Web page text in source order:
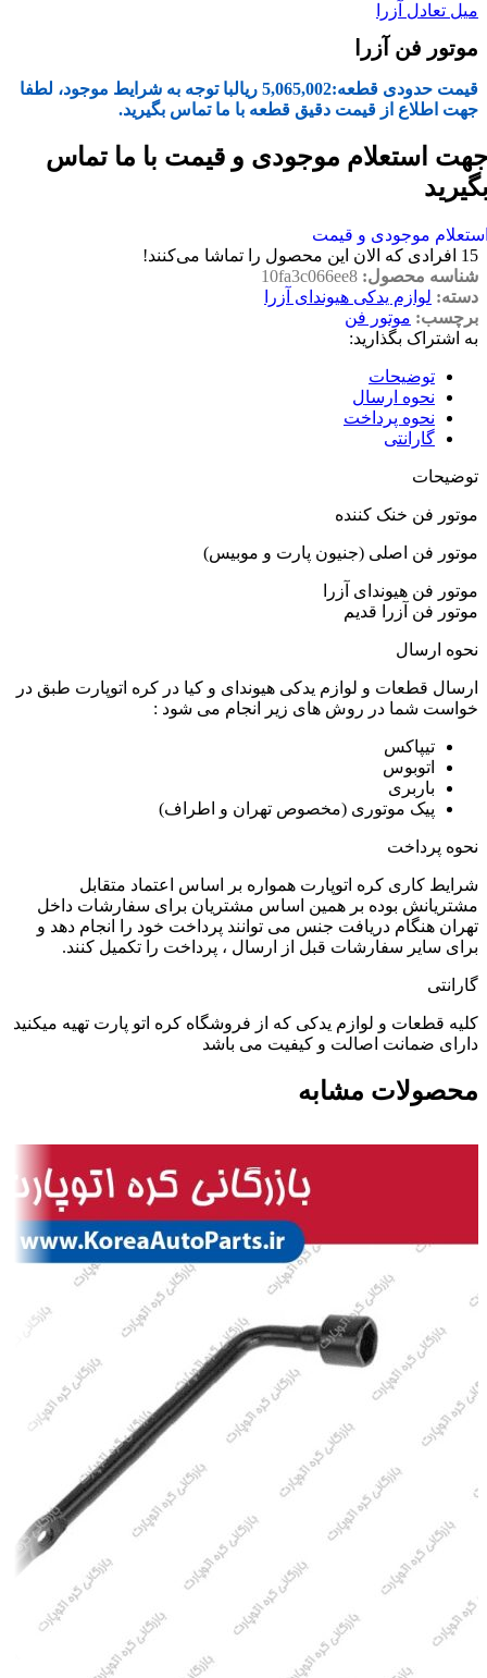
میل تعادل آزرا
موتور فن آزرا
قیمت حدودی قطعه:5,065,002 ریالبا توجه به شرایط موجود، لطفا
جهت اطلاع از قیمت دقیق قطعه با ما تماس بگیرید.
استعلام موجودی و قیمت با ما تماس
موجودی و قیمت
15 افرادی که الان این محصول را تماشا می‌کنند!
شناسه محصول: 10fa3c066ee8
دسته: لوازم یدکی هیوندای آزرا
برچسب: موتور فن
به اشتراک بگذارید:
توضیحات
نحوه ارسال
نحوه پرداخت
گارانتی
توضیحات
موتور فن خنک کننده
موتور فن اصلی (جنیون پارت و موبیس)
موتور فن هیوندای آزرا
موتور فن آزرا قدیم
نحوه ارسال
ارسال قطعات و لوازم یدکی هیوندای و کیا در کره اتوپارت طبق در
خواست شما در روش های زیر انجام می شود :
تیپاکس
اتوبوس
باربری
پیک موتوری (مخصوص تهران و اطراف)
نحوه پرداخت
شرایط کاری کره اتوپارت همواره بر اساس اعتماد متقابل
مشتریانش بوده بر همین اساس مشتریان برای سفارشات داخل
تهران هنگام دریافت جنس می توانند پرداخت خود را انجام دهد و
برای سایر سفارشات قبل از ارسال ، پرداخت را تکمیل کنند.
گارانتی
کلیه قطعات و لوازم یدکی که از فروشگاه کره اتو پارت تهیه میکنید
دارای ضمانت اصالت و کیفیت می باشد
محصولات مشابه